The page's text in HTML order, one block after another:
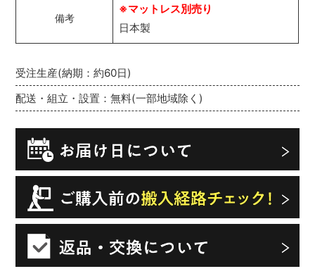
受注生産(納期：約60日)
配送・組立・設置：無料(一部地域除く)
備考
※マットレス別売り
日本製